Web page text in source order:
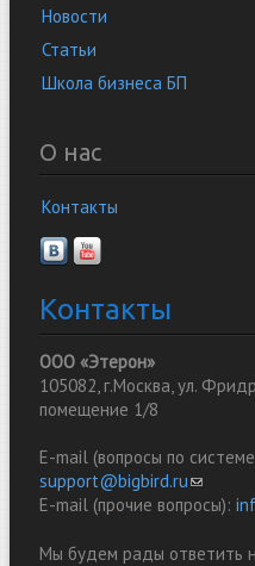
Новости
Статьи
Школа бизнеса БП
О нас
Контакты
Контакты
ООО «Этерон»
105082, г.Москва, ул.
помещение 1/8
E-mail (вопросы по
support@bigbird.ru(link
E-mail (прочие вопросы):
Мы будем рады ответить